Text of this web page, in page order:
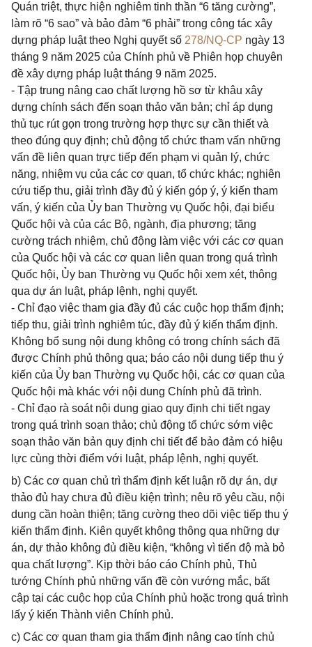
Quán triệt, thực hiện nghiêm tinh thần “6 tăng cường”,
làm rõ “6 sao” và bảo đảm “6 phải” trong công tác xây
dựng pháp luật theo Nghị quyết số 278/NQ-CP ngày 13
tháng 9 năm 2025 của Chính phủ về Phiên họp chuyên
đề xây dựng pháp luật tháng 9 năm 2025.
- Tập trung nâng cao chất lượng hồ sơ từ khâu xây
dựng chính sách đến soạn thảo văn bản; chỉ áp dụng
thủ tục rút gọn trong trường hợp thực sự cần thiết và
theo đúng quy định; chủ động tổ chức tham vấn những
vấn đề liên quan trực tiếp đến phạm vi quản lý, chức
năng, nhiệm vụ của các cơ quan, tổ chức khác; nghiên
cứu tiếp thu, giải trình đầy đủ ý kiến góp ý, ý kiến tham
vấn, ý kiến của Ủy ban Thường vụ Quốc hội, đại biểu
Quốc hội và của các Bộ, ngành, địa phương; tăng
cường trách nhiệm, chủ động làm việc với các cơ quan
của Quốc hội và các cơ quan liên quan trong quá trình
Quốc hội, Ủy ban Thường vụ Quốc hội xem xét, thông
qua dự án luật, pháp lệnh, nghị quyết.
- Chỉ đạo việc tham gia đầy đủ các cuộc họp thẩm định;
tiếp thu, giải trình nghiêm túc, đầy đủ ý kiến thẩm định.
Không bổ sung nội dung không có trong chính sách đã
được Chính phủ thông qua; báo cáo nội dung tiếp thu ý
kiến của Ủy ban Thường vụ Quốc hội, các cơ quan của
Quốc hội mà khác với nội dung Chính phủ đã trình.
- Chỉ đạo rà soát nội dung giao quy định chi tiết ngay
trong quá trình soạn thảo; chủ động tổ chức sớm việc
soạn thảo văn bản quy định chi tiết để bảo đảm có hiệu
lực cùng thời điểm với luật, pháp lệnh, nghị quyết.
b) Các cơ quan chủ trì thẩm định kết luận rõ dự án, dự
thảo đủ hay chưa đủ điều kiện trình; nêu rõ yêu cầu, nội
dung cần hoàn thiện; tăng cường theo dõi việc tiếp thu ý
kiến thẩm định. Kiên quyết không thông qua những dự
án, dự thảo không đủ điều kiện, “không vì tiến độ mà bỏ
qua chất lượng”. Kịp thời báo cáo Chính phủ, Thủ
tướng Chính phủ những vấn đề còn vướng mắc, bất
cập tại các cuộc họp của Chính phủ hoặc trong quá trình
lấy ý kiến Thành viên Chính phủ.
c) Các cơ quan tham gia thẩm định nâng cao tính chủ